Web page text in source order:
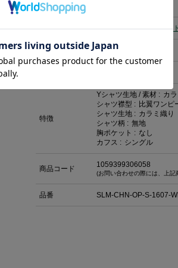
カテゴリ シャツ > スリムフィット
素材 綿:100％
特徴
Yシャツ生地 / 素材 : カラ
シャツ襟型 : 比翼ワンピ
シャツ生地 : カラミ織り
シャツ柄 : 無地
胸ポケット : なし
カフス : シングル
商品コード 1059399306058
(お問い合わせの際には、上
品番 SLM-CHN-OP-S-1607-